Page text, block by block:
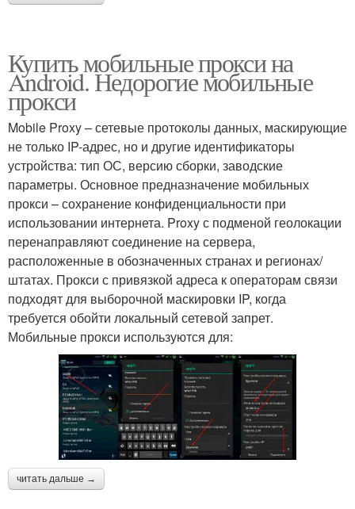
Купить мобильные прокси на
Android. Недорогие мобильные
прокси
Mobile Proxy – сетевые протоколы данных, маскирующие
не только IP-адрес, но и другие идентификаторы
устройства: тип ОС, версию сборки, заводские
параметры. Основное предназначение мобильных
прокси – сохранение конфиденциальности при
использовании интернета. Proxy с подменой геолокации
перенаправляют соединение на сервера,
расположенные в обозначенных странах и регионах/
штатах. Прокси с привязкой адреса к операторам связи
подходят для выборочной маскировки IP, когда
требуется обойти локальный сетевой запрет.
Мобильные прокси используются для:
читать дальше →